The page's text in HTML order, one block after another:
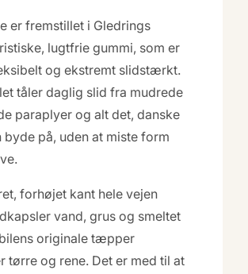
er fremstillet i Gledrings
lugtfrie gummi, som er
og ekstremt slidstærkt.
tåler daglig slid fra mudrede
paraplyer og alt det, danske
byde på, uden at miste form
forhøjet kant hele vejen
vand, grus og smeltet
originale tæpper
tørre og rene. Det er med til at